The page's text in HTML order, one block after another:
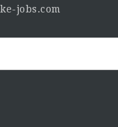
jobs.com